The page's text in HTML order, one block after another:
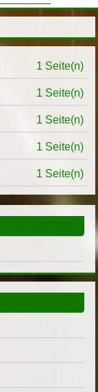
1 Seite(n)
1 Seite(n)
1 Seite(n)
1 Seite(n)
1 Seite(n)